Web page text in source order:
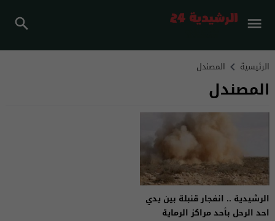
الرئيسية المصندل
المصندل
الرشيدية .. انفجار قنبلة بين يدي
احد الرحل بأحد مراكز الرماية